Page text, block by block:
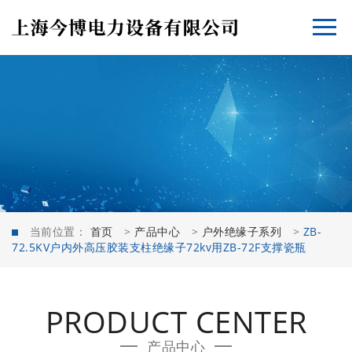
当前位置： 首页 > 产品中心 > 户外绝缘子系列 > ZB-
72.5KV户内外高压胶装支柱绝缘子72kv用ZB-72F支撑瓷瓶
PRODUCT CENTER
产品中心